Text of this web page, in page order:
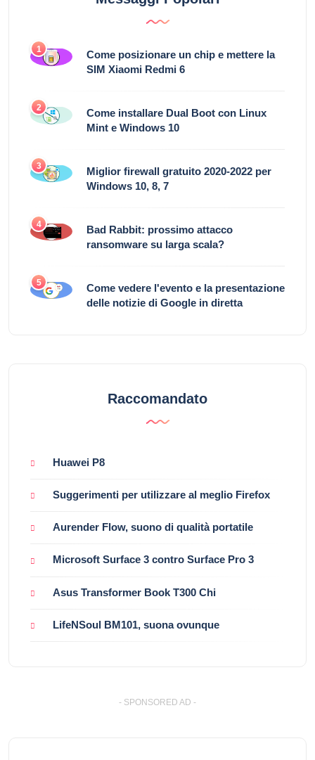
1
Come posizionare un chip e mettere la
SIM Xiaomi Redmi 6
2
Come installare Dual Boot con Linux
Mint e Windows 10
3
Miglior firewall gratuito 2020-2022 per
Windows 10, 8, 7
4
Bad Rabbit: prossimo attacco
ransomware su larga scala?
5
Come vedere l'evento e la presentazione
delle notizie di Google in diretta
Raccomandato
Huawei P8
Suggerimenti per utilizzare al meglio Firefox
Aurender Flow, suono di qualità portatile
Microsoft Surface 3 contro Surface Pro 3
Asus Transformer Book T300 Chi
LifeNSoul BM101, suona ovunque
- SPONSORED AD -